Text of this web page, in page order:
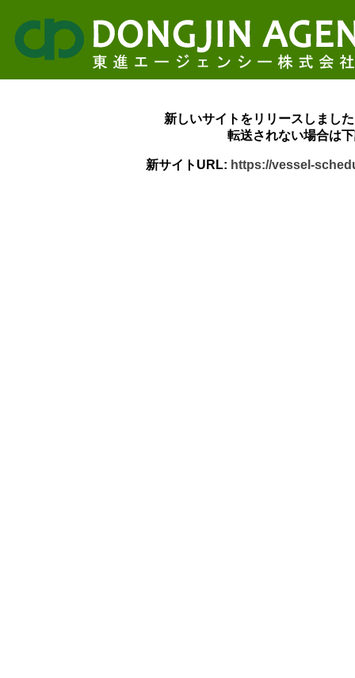
新しいサイトをリリースしまし
転送されない場合は
新サイトURL: https://vessel-